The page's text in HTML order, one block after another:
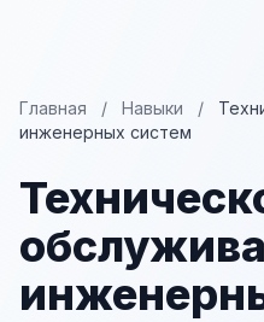
Главная / Навыки /
инженерных систем